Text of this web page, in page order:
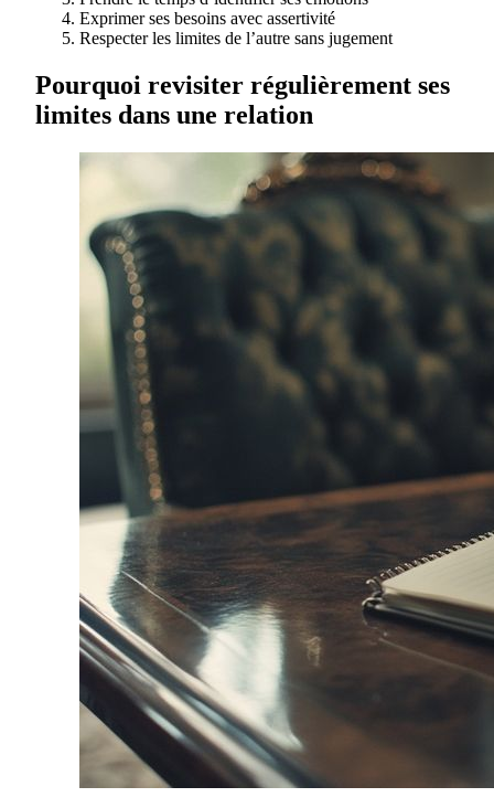
Exprimer ses besoins avec assertivité
Respecter les limites de l’autre sans jugement
Pourquoi revisiter régulièrement ses
limites dans une relation